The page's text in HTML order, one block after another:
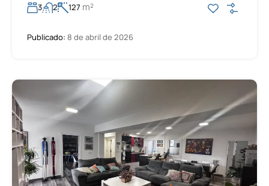
3 2 127 m²
Publicado: 8 de abril de 2026